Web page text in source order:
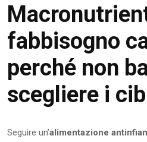
fabbisogno
perché non
scegliere i
Seguire un’alimentazione